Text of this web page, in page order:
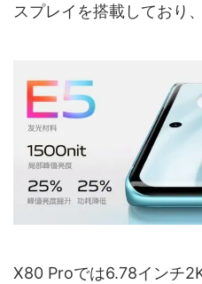
スプレイを搭載しており
X80 Proでは6.78インチ